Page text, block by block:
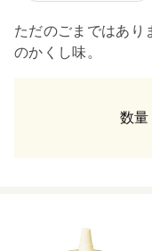
ただのごまではあり
のかくし味。
数量